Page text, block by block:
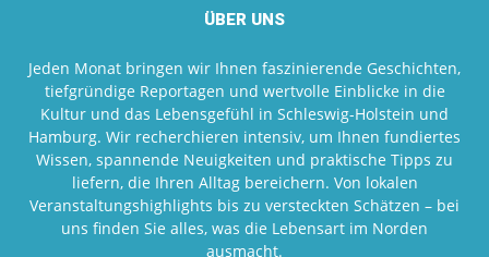
ÜBER UNS
Jeden Monat bringen wir Ihnen faszinierende Geschichten,
tiefgründige Reportagen und wertvolle Einblicke in die
Kultur und das Lebensgefühl in Schleswig-Holstein und
Hamburg. Wir recherchieren intensiv, um Ihnen fundiertes
Wissen, spannende Neuigkeiten und praktische Tipps zu
liefern, die Ihren Alltag bereichern. Von lokalen
Veranstaltungshighlights bis zu versteckten Schätzen – bei
uns finden Sie alles, was die Lebensart im Norden
ausmacht.